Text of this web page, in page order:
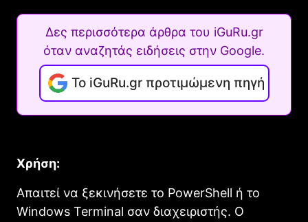
Δες περισσότερα άρθρα του iGuRu.gr
όταν αναζητάς ειδήσεις στην Google.
Το iGuRu.gr προτιμώμενη πηγή
Χρήση:
Απαιτεί να ξεκινήσετε το PowerShell ή το
Windows Terminal σαν διαχειριστής. Ο